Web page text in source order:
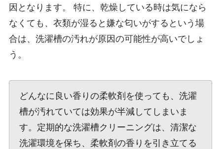
因となります。 特に、乾燥している時は気になら
なくても、衣類が湿ると嫌な匂いがするという場
合は、洗濯槽の汚れが原因の可能性が高いでしょ
う。
どんなに良い香りの柔軟剤を使っても、洗濯
槽が汚れていては効果が半減してしまいま
す。定期的な洗濯槽クリーニングは、清潔な
洗濯環境を保ち、柔軟剤の香りを引き立てる